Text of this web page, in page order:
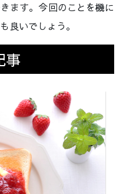
ます。今回のことを機に
良いでしょう。
事